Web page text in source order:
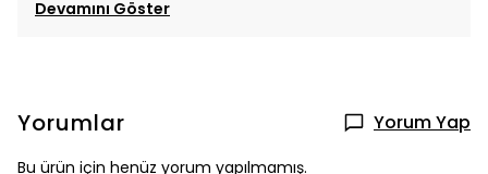
Devamını Göster
Yorumlar Yorum Yap
Bu ürün için henüz yorum yapılmamış.